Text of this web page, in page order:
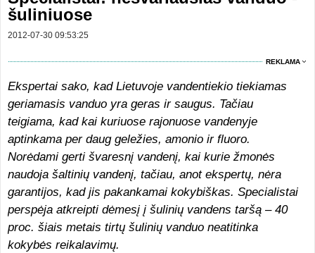
šuliniuose
2012-07-30 09:53:25
REKLAMA
Ekspertai sako, kad Lietuvoje vandentiekio tiekiamas
geriamasis vanduo yra geras ir saugus. Tačiau
teigiama, kad kai kuriuose rajonuose vandenyje
aptinkama per daug geležies, amonio ir fluoro.
Norėdami gerti švaresnį vandenį, kai kurie žmonės
naudoja šaltinių vandenį, tačiau, anot ekspertų, nėra
garantijos, kad jis pakankamai kokybiškas. Specialistai
perspėja atkreipti dėmesį į šulinių vandens taršą – 40
proc. šiais metais tirtų šulinių vanduo neatitinka
kokybės reikalavimų.